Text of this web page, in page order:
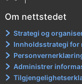
Om nettstedet
Strategi og
Innholdsstrategi for
Administrer